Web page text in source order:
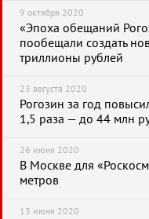
9 октября 2020
«Эпоха обещаний
пообещали создать
триллионы рублей
23 августа 2020
Рогозин за год
1,5 раза — до 44 млн
26 июня 2020
В Москве для
метров
13 июня 2020